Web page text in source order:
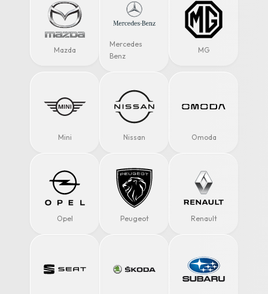
Mazda
Mercedes
Benz
MG
Mini Nissan Omoda
Opel Peugeot Renault